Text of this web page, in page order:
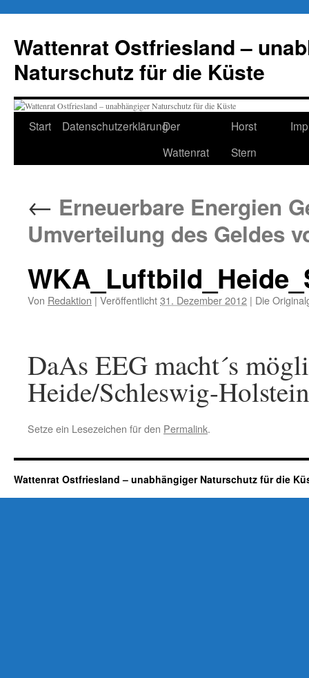
springen
Wattenrat Ostfriesland –
Naturschutz für die Küste
Start DatenschutzerklärungDer
Wattenrat
Horst
Stern
← Erneuerbare Energien
Umverteilung des Geldes
Von Redaktion | Veröffentlicht31. Dezember 2012 | Die
DaAs EEG macht´s
Heide/Schleswig-Holstein
Setze ein Lesezeichen für den Permalink.
Wattenrat Ostfriesland – unabhängiger Naturschutz für die